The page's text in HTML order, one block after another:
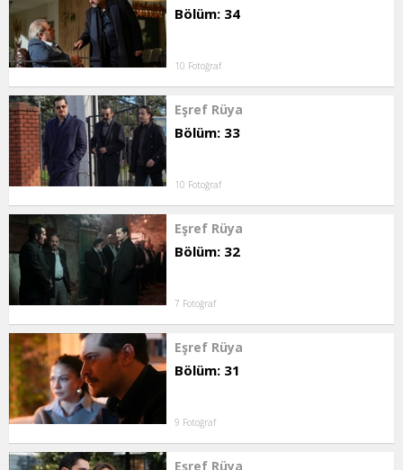
Bölüm: 34
10 Fotoğraf
Eşref Rüya
Bölüm: 33
10 Fotoğraf
Eşref Rüya
Bölüm: 32
7 Fotoğraf
Eşref Rüya
Bölüm: 31
9 Fotoğraf
Eşref Rüya